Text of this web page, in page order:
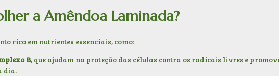
a Amêndoa Laminada?
rico em nutrientes essenciais, como:
B, que ajudam na proteção das células contra os radicais livres e
dia.